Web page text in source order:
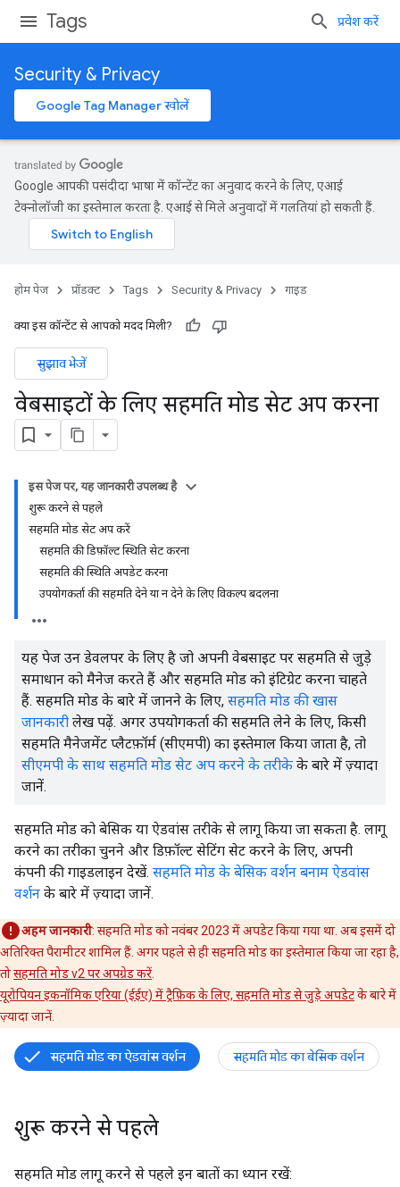
Tags प्रवेश करें
Security & Privacy
Google Tag Manager खोलें
Google आपकी पसंदीदा भाषा में कॉन्टेंट का अनुवाद करने के लिए, एआई
टेक्नोलॉजी का इस्तेमाल करता है. एआई से मिले अनुवादों में गलतियां हो सकती हैं.
होम पेज प्रॉडक्ट Tags Security & Privacy गाइड
क्या इस कॉन्टेंट से आपको मदद मिली?
सुझाव भेजें
वेबसाइटों के लिए सहमति मोड सेट अप करना
इस पेज पर, यह जानकारी उपलब्ध है
शुरू करने से पहले
सहमति मोड सेट अप करें
सहमति की डिफ़ॉल्ट स्थिति सेट करना
सहमति की स्थिति अपडेट करना
उपयोगकर्ता की सहमति देने या न देने के लिए विकल्प बदलना
यह पेज उन डेवलपर के लिए है जो अपनी वेबसाइट पर सहमति से जुड़े
समाधान को मैनेज करते हैं और सहमति मोड को इंटिग्रेट करना चाहते
हैं. सहमति मोड के बारे में जानने के लिए, सहमति मोड की खास
जानकारी लेख पढ़ें. अगर उपयोगकर्ता की सहमति लेने के लिए, किसी
सहमति मैनेजमेंट प्लैटफ़ॉर्म (सीएमपी) का इस्तेमाल किया जाता है, तो
सीएमपी के साथ सहमति मोड सेट अप करने के तरीके के बारे में ज़्यादा
जानें.
सहमति मोड को बेसिक या ऐडवांस तरीके से लागू किया जा सकता है. लागू
करने का तरीका चुनने और डिफ़ॉल्ट सेटिंग सेट करने के लिए, अपनी
कंपनी की गाइडलाइन देखें. सहमति मोड के बेसिक वर्शन बनाम ऐडवांस
वर्शन के बारे में ज़्यादा जानें.
अहम जानकारी: सहमति मोड को नवंबर 2023 में अपडेट किया गया था. अब इसमें दो
अतिरिक्त पैरामीटर शामिल हैं. अगर पहले से ही सहमति मोड का इस्तेमाल किया जा रहा है,
तोसहमति मोड v2 पर अपग्रेड करें
यूरोपियन इकनॉमिक एरिया (ईईए) में ट्रैफ़िक के लिए, सहमति मोड से जुड़े अपडेटके बारे में
ज़्यादा जानें.
सहमति मोड का ऐडवांस वर्शन सहमति मोड का बेसिक वर्शन
शुरू करने से पहले
सहमति मोड लागू करने से पहले इन बातों का ध्यान रखें: